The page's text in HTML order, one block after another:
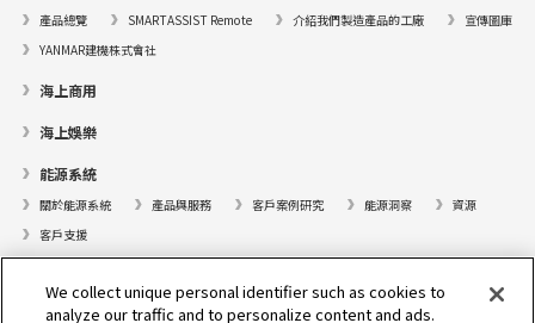
產品總覽 SMARTASSIST Remote 介紹我們製造產品的工廠
宣傳圖庫
YANMAR建機株式會社
海上商用
海上娛樂
能源系統
關於能源系統 產品與服務 客戶案例研究 能源洞察
資源
客戶支援
尋找據點
We collect unique personal identifier such as cookies to
analyze our traffic and to personalize content and ads.